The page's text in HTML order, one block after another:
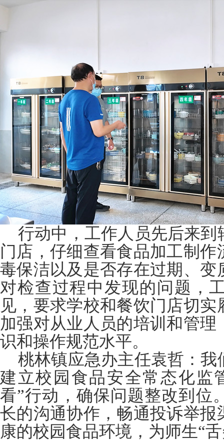
行动中，工作人员先后来
门店，仔细查看食品加工制
毒保洁以及是否存在过期、
对检查过程中发现的问题，
见，要求学校和餐饮门店切
加强对从业人员的培训和管
识和操作规范水平。
桃林镇应急办主任袁哲：
建立校园食品安全常态化监
看”行动，确保问题整改到位
长的沟通协作，畅通投诉举
康的校园食品环境，为师生“